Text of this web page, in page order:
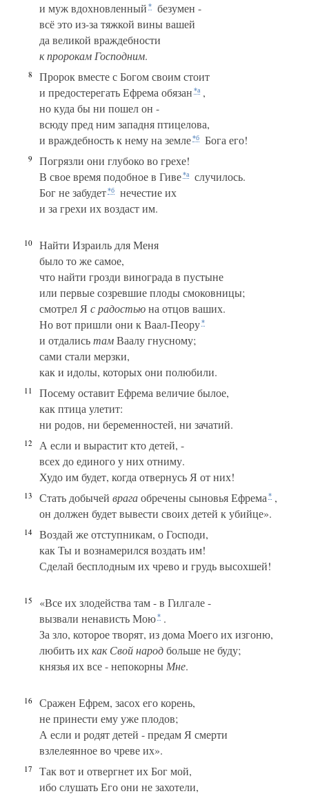
и муж вдохновленный *
безумен -
всё это из-за тяжкой вины вашей
да великой враждебности
к пророкам Господним.
8
Пророк вместе с Богом своим стоит
и предостерегать Ефрема обязан *а ,
но куда бы ни пошел он -
всюду пред ним западня птицелова,
и враждебность к нему на земле*б Бога его!
9
Погрязли они глубоко во грехе!
В свое время подобное в Гиве*а
случилось.
Бог не забудет*б
нечестие их
и за грехи их воздаст им.
10
Найти Израиль для Меня
было то же самое,
что найти грозди винограда в пустыне
или первые созревшие плоды смоковницы;
смотрел Я с радостьюна отцов ваших.
Но вот пришли они к Ваал-Пеору*
и отдалисьтамВаалу гнусному;
сами стали мерзки,
как и идолы, которых они полюбили.
11
Посему оставит Ефрема величие былое,
как птица улетит:
ни родов, ни беременностей, ни зачатий.
12
А если и вырастит кто детей, -
всех до единого у них отниму.
Худо им будет, когда отвернусь Я от них!
13 Стать добычей врагаобречены сыновья Ефрема * ,
он должен будет вывести своих детей к убийце».
14
Воздай же отступникам, о Господи,
как Ты и вознамерился воздать им!
Сделай бесплодным их чрево и грудь высохшей!
15
«Все их злодейства там - в Гилгале -
вызвали ненависть Мою* .
За зло, которое творят, из дома Моего их изгоню,
любить ихкак Свой народбольше не буду;
князья их все - непокорны Мне.
16
Сражен Ефрем, засох его корень,
не принести ему уже плодов;
А если и родят детей - предам Я смерти
взлелеянное во чреве их».
17
Так вот и отвергнет их Бог мой,
ибо слушать Его они не захотели,